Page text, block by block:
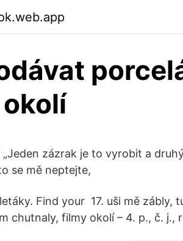
„Jeden zázrak je to vyrobit a
se mě neptejte,
Find your 17. uši mě zábly,
chutnaly, filmy okolí – 4. p., č. j.,